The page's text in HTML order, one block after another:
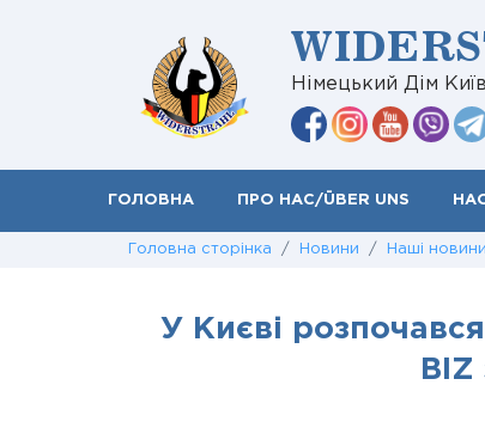
Німецький Дім
ГОЛОВНА ПРО НАС/ÜBER UNS
Головна сторінка / Новини / Наші новини
У Києві